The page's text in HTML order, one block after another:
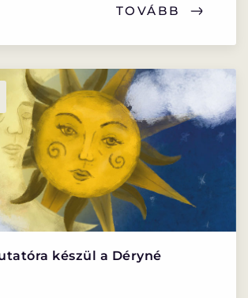
TOVÁBB
készül a Déryné